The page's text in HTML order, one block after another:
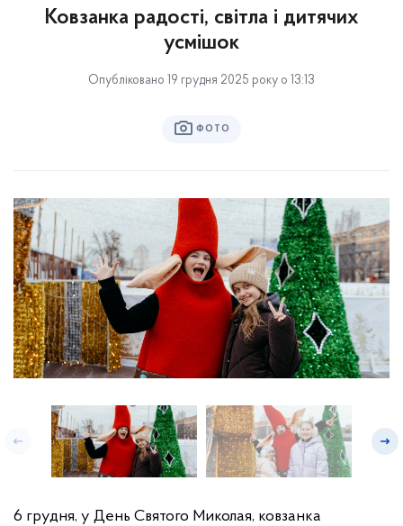
Ковзанка радості, світла і дитячих
усмішок
Опубліковано 19 грудня 2025 року о 13:13
ФОТО
6 грудня, у День Святого Миколая, ковзанка